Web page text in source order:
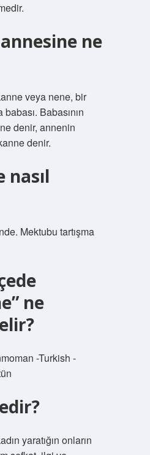
ne
veya nene, bir
Babasının
denir, annenin
denir.
nasıl
Mektubu tartışma
ne
-Turkish -
yaratığın onların